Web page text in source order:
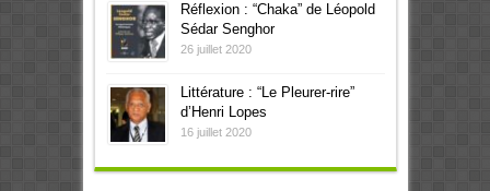
Réflexion : “Chaka” de Léopold
Sédar Senghor
26 juillet 2020
Littérature : “Le Pleurer-rire”
d’Henri Lopes
16 juillet 2020